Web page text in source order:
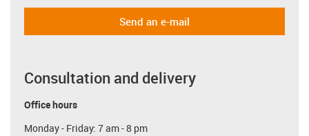
Send an e-mail
Consultation and delivery
Office hours
Monday - Friday: 7 am - 8 pm